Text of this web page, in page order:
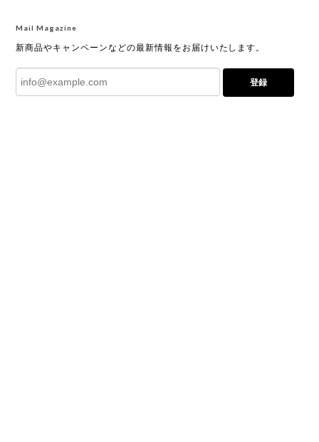
Mail Magazine
新商品やキャンペーンなどの最新情報をお届けいたします。
登録